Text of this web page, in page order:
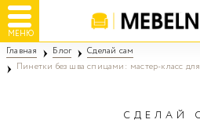
МЕНЮ
Главная Блог
Сделай сам
Пинетки без шва спицами: мастер-класс
СДЕЛАЙ